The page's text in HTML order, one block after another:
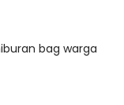
bag warga